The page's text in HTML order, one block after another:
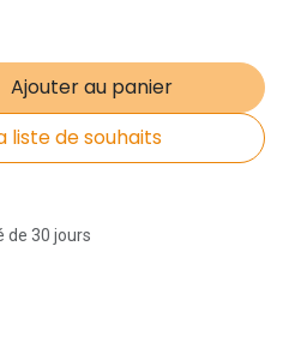
Ajouter au panier
liste de souhaits
de 30 jours